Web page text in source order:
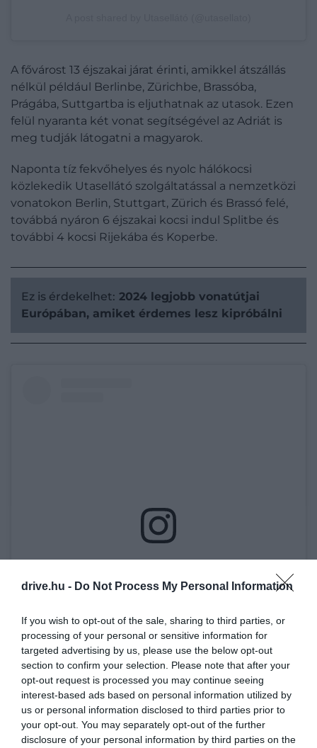
drive.hu - Do Not Process My Personal Information
If you wish to opt-out of the sale, sharing to third parties, or
processing of your personal or sensitive information for
targeted advertising by us, please use the below opt-out
section to confirm your selection. Please note that after your
opt-out request is processed you may continue seeing
interest-based ads based on personal information utilized by
us or personal information disclosed to third parties prior to
your opt-out. You may separately opt-out of the further
disclosure of your personal information by third parties on the
A fővárost 13 éjszakai járat érinti, amikkel átszállás
nélkül például Berlinbe, Zürichbe, Brassóba,
Prágába, Suttgartba is eljuthatnak az utasok. Ezen
felül nyaranta két vonat segítségével az Adriát is
meg tudják látogatni a magyarok.
Naponta tíz fekvőhelyes és nyolc hálókocsi
közlekedik Utasellátó szolgáltatással a nemzetközi
vonatokon Berlin, Stuttgart, Zürich és Brassó felé,
továbbá nyáron 6 éjszakai kocsi indul Splitbe és
további 4 kocsi Rijekába és Koperbe.
Ez is érdekelhet: 2024 legjobb vonatútjai
Európában, amiket érdemes lesz kipróbálni
A post shared by Utasellátó (@utasellato)